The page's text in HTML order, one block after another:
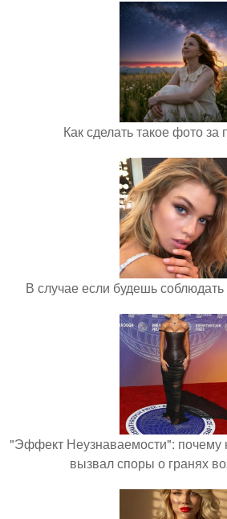
Как сделать такое фото за
В случае если будешь
"Эффект Неузнаваемости": почему
вызвал споры о гранях